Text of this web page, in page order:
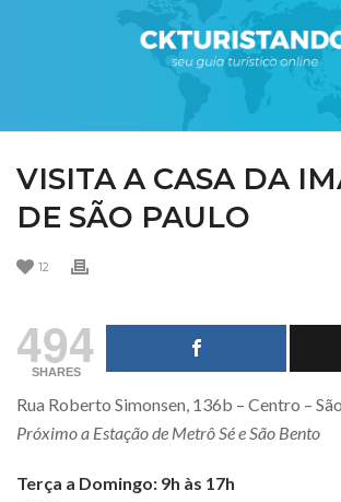
VISITA A CASA DA
DE SÃO PAULO
12
494
SHARES
Rua Roberto Simonsen, 136b – Centro –
Próximo a Estação de Metrô Sé e São Bento
Terça a Domingo: 9h às 17h